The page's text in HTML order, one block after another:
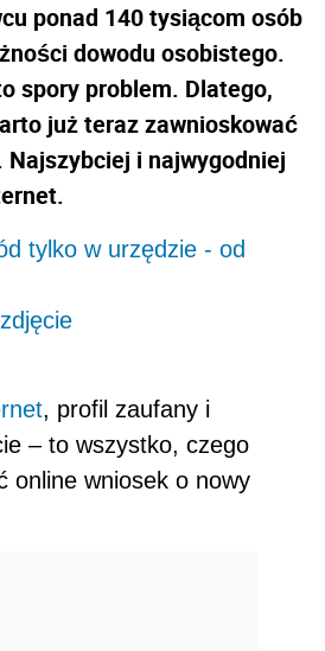
ponad 140 tysiącom osób
dowodu osobistego.
spory problem. Dlatego,
już teraz zawnioskować
i najwygodniej
tylko w urzędzie - od
, profil zaufany i
– to wszystko, czego
online wniosek o nowy